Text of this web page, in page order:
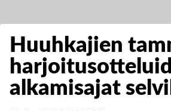
Huuhkajien
alkamisajat